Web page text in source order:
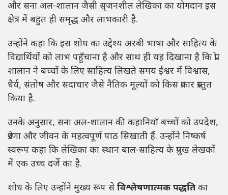
और सना अल-शालान जैसी सृजनशील लेखिका का योगदान इस
क्षेत्र में बहुत ही समृद्ध और लाभकारी है.
उन्होंने कहा कि इस शोध का उद्देश्य अरबी भाषा और साहित्य के
विद्यार्थियों को लाभ पहुँचाना है और साथ ही यह दिखाना है कि प्रो.
शालान ने बच्चों के लिए साहित्य लिखते समय ईश्वर में विश्वास,
धैर्य, संतोष और सदाचार जैसे नैतिक मूल्यों को किस प्रकार प्रस्तुत
किया है.
उनके अनुसार, सना अल-शालान की कहानियाँ बच्चों को उपदेश,
प्रेरणा और जीवन के महत्वपूर्ण पाठ सिखाती हैं. उन्होंने निष्कर्ष
स्वरूप कहा कि लेखिका का स्थान बाल-साहित्य के प्रमुख लेखकों
में एक उच्च दर्जे का है.
शोध के लिए उन्होंने मुख्य रूप सेविश्लेषणात्मक पद्धति का